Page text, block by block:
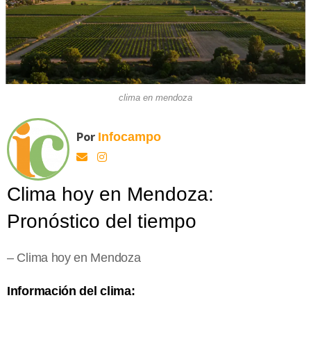
clima en mendoza
Por Infocampo
Clima hoy en Mendoza:
Pronóstico del tiempo
– Clima hoy en Mendoza
Información del clima: